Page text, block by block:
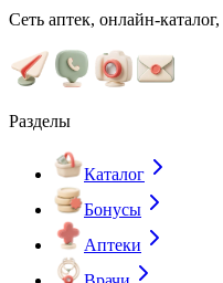
Сеть аптек, онлайн-
Разделы
Каталог
Бонусы
Аптеки